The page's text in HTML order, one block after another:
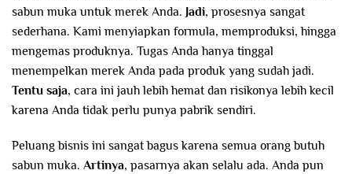
sabun muka untuk merek Anda. Jadi, prosesnya sangat
sederhana. Kami menyiapkan formula, memproduksi, hingga
mengemas produknya. Tugas Anda hanya tinggal
menempelkan merek Anda pada produk yang sudah jadi.
Tentu saja, cara ini jauh lebih hemat dan risikonya lebih kecil
karena Anda tidak perlu punya pabrik sendiri.
Peluang bisnis ini sangat bagus karena semua orang butuh
sabun muka. Artinya, pasarnya akan selalu ada. Anda pun